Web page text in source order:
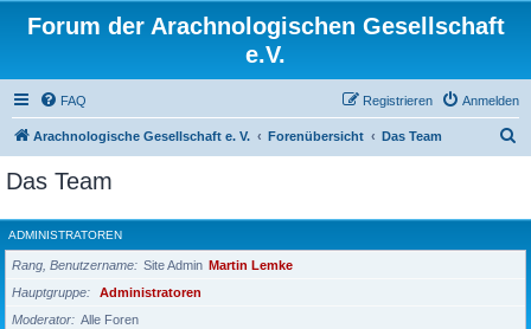
Forum der Arachnologischen Gesellschaft
e.V.
FAQ Anmelden
Registrieren
Arachnologische Gesellschaft e. V. Forenübersicht Das Team
h
e
Das Team
ADMINISTRATOREN
Rang, Benutzername Site Admin Martin Lemke
Hauptgruppe
Administratoren
Moderator
Alle Foren